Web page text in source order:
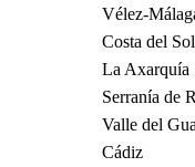
Vélez-
Costa del
La Axarquía
Serranía de
Valle del
Cádiz